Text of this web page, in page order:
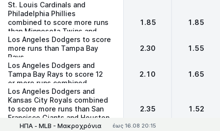
St. Louis Cardinals and
Philadelphia Phillies
combined to score more runs
than Minnesota Twins and
Baltimore Orioles combined
1.85 1.85
Los Angeles Dodgers to score
more runs than Tampa Bay
Rays
2.30 1.55
Los Angeles Dodgers and
Tampa Bay Rays to score 12
or more runs combined
2.10 1.65
Los Angeles Dodgers and
Kansas City Royals combined
to score more runs than San
Francisco Giants and Houston
Astros combined
2.35 1.52
ΗΠΑ - MLB - Μακροχρόνια έως 16.08 20:15